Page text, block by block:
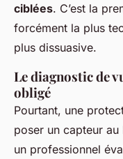
ciblées. C’est la
forcément la plus
plus dissuasive.
Le diagnostic de
obligé
Pourtant, une
poser un capteur
un professionnel